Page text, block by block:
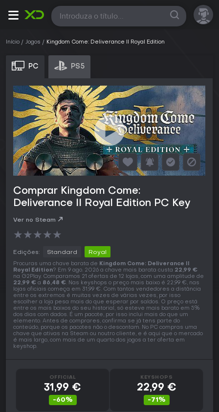
Todas
Início Jogos Kingdom Come: Deliverance II Royal Edition
PC PS5
Comprar Kingdom Come:
Deliverance II Royal Edition PC Key
Ver no Steam
★★★★★
Edições: Standard Royal
Procuras uma chave barata de Kingdom Come: Deliverance II
Royal Edition? Em 9 ago. 2026 a chave mais barata custa 22,99 €
na G2Play. Comparamos 21 ofertas de 12 lojas, com uma amplitude de
22,99 € a 86,48 €. Nas keyshops o preço mais baixo é 22,99 €, nas
lojas oficiais começa em 31,99 €. Com tantos vendedores a distância
entre os extremos é muitas vezes de várias vezes, por isso
escolher a loja pesa mais do que esperar por saldos. O preço está
entre os mais baixos do seu historial, só esteve mais barato em 5%
dos dias com dados. É um pacote, por isso inclui mais do que um
elemento. Antes de comprares, confirma se já tens parte do
conteúdo, porque os pacotes não o descontam. No PC compras uma
chave que ativas na Steam ou noutro cliente, e é aqui que o mercado
é mais largo, com mais de um quarto dos jogos a ter oferta em
keyshop.
OFFICIAL
31,99 €
-60%
KEYSHOPS
22,99 €
-71%